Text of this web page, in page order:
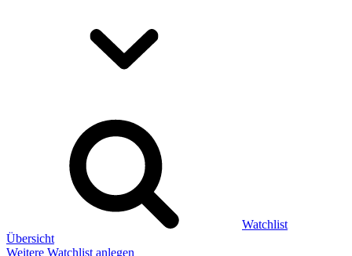
Watchlist
Übersicht
Weitere Watchlist anlegen